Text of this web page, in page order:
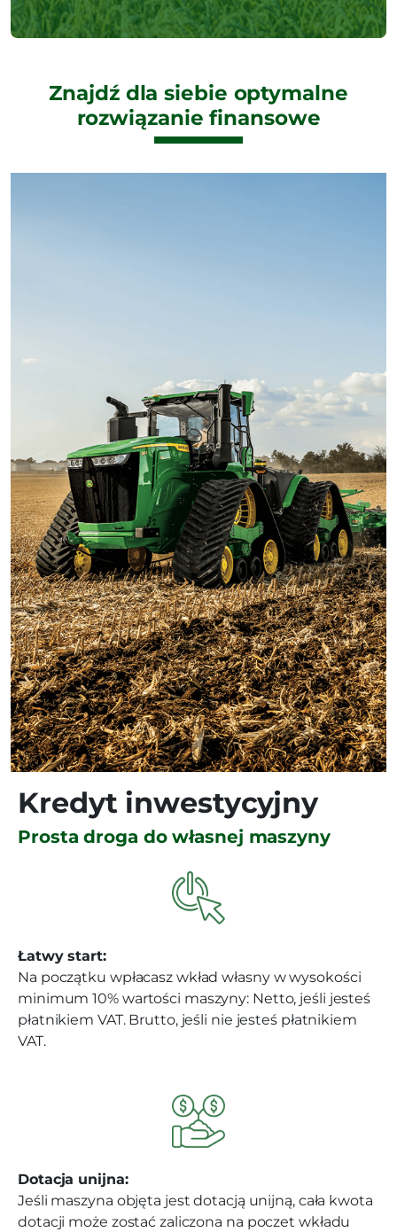
Znajdź dla siebie optymalne
rozwiązanie finansowe
Kredyt inwestycyjny
Prosta droga do własnej maszyny
Łatwy start:
Na początku wpłacasz wkład własny w wysokości
minimum 10% wartości maszyny: Netto, jeśli jesteś
płatnikiem VAT. Brutto, jeśli nie jesteś płatnikiem
VAT.
Dotacja unijna:
Jeśli maszyna objęta jest dotacją unijną, cała kwota
dotacji może zostać zaliczona na poczet wkładu